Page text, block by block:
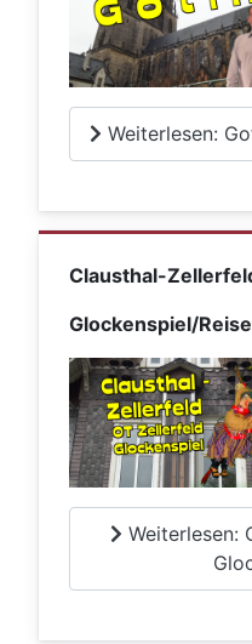
Weiterlesen:
Clausthal-
Glockenspiel/
Weiterlesen: